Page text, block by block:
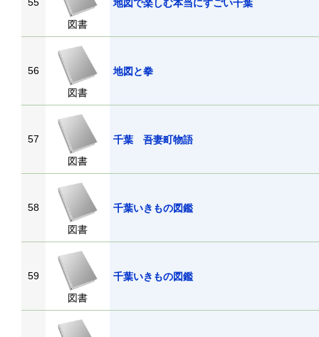
図書
地図で楽しむ本当にすごい千葉
56
図書
地図と拳
57
図書
千葉 吾妻町物語
58
図書
千葉いきもの図鑑
59
図書
千葉いきもの図鑑